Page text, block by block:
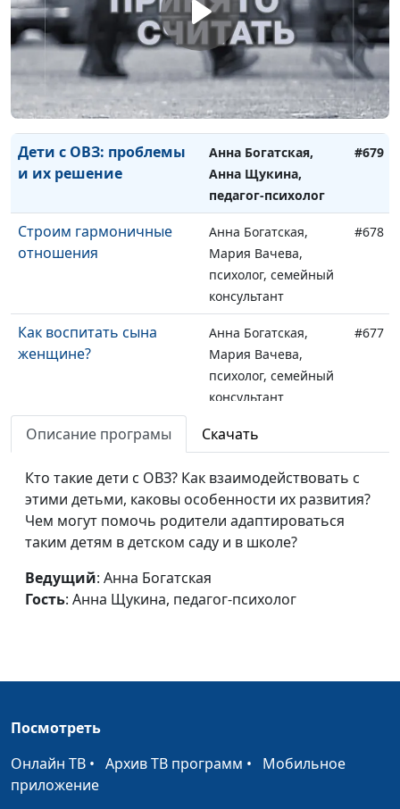
психического развития
Анна Щукина,
педагог-психолог
Дети с РАС: особенности
развития и воспитания
Анна Богатская,
Анна Щукина,
педагог-психолог
#680
Дети с ОВЗ: проблемы
и их решение
Анна Богатская,
Анна Щукина,
педагог-психолог
#679
Строим гармоничные
отношения
Анна Богатская,
Мария Вачева,
психолог, семейный
консультант
#678
Как воспитать сына
женщине?
Анна Богатская,
Мария Вачева,
психолог, семейный
консультант
#677
Женщина и старость
Анна Богатская,
Мария Вачева,
психолог, семейный
консультант
Как сериалы влияют на
жизнь женщины?
Анна Богатская,
Мария Вачева,
психолог, семейный
консультант
психолог, семейный
Самооценка: как найти
золотую середину?
Мария Вачева,
Описание програмы Скачать
Кто такие дети с ОВЗ? Как взаимодействовать с
этими детьми, каковы особенности их развития?
Чем могут помочь родители адаптироваться
таким детям в детском саду и в школе?
Ведущий: Анна Богатская
Гость: Анна Щукина, педагог-психолог
Посмотреть
Онлайн ТВ • Архив ТВ программ • Мобильное
приложение